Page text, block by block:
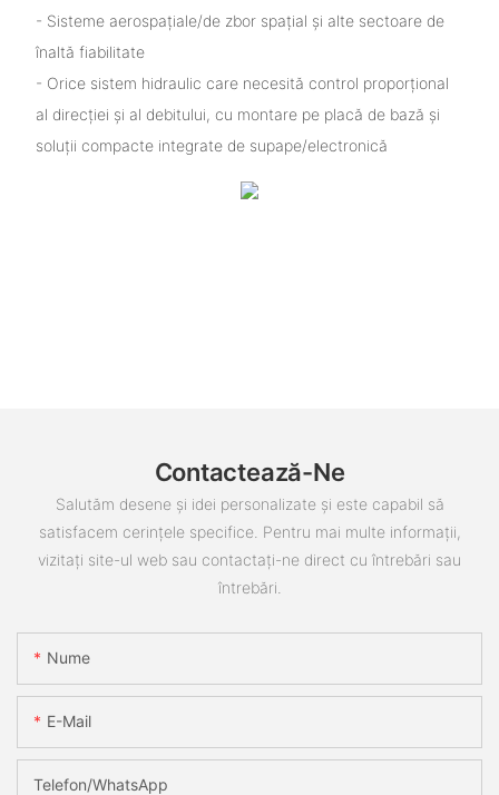
- Sisteme aerospațiale/de zbor spațial și alte sectoare de
înaltă fiabilitate
- Orice sistem hidraulic care necesită control proporțional
al direcției și al debitului, cu montare pe placă de bază și
soluții compacte integrate de supape/electronică
Contactează-Ne
Salutăm desene și idei personalizate și este capabil să
satisfacem cerințele specifice. Pentru mai multe informații,
vizitați site-ul web sau contactați-ne direct cu întrebări sau
întrebări.
Nume
E-Mail
Telefon/WhatsApp